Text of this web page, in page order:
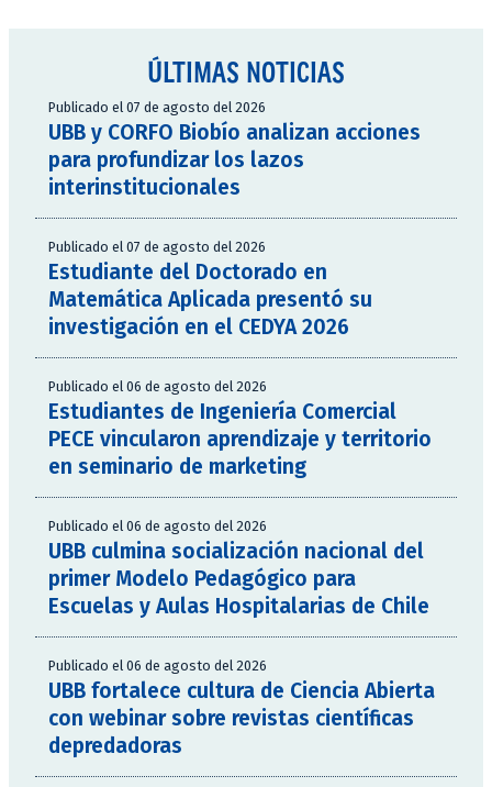
ÚLTIMAS NOTICIAS
Publicado el 07 de agosto del 2026
UBB y CORFO Biobío analizan acciones
para profundizar los lazos
interinstitucionales
Publicado el 07 de agosto del 2026
Estudiante del Doctorado en
Matemática Aplicada presentó su
investigación en el CEDYA 2026
Publicado el 06 de agosto del 2026
Estudiantes de Ingeniería Comercial
PECE vincularon aprendizaje y territorio
en seminario de marketing
Publicado el 06 de agosto del 2026
UBB culmina socialización nacional del
primer Modelo Pedagógico para
Escuelas y Aulas Hospitalarias de Chile
Publicado el 06 de agosto del 2026
UBB fortalece cultura de Ciencia Abierta
con webinar sobre revistas científicas
depredadoras